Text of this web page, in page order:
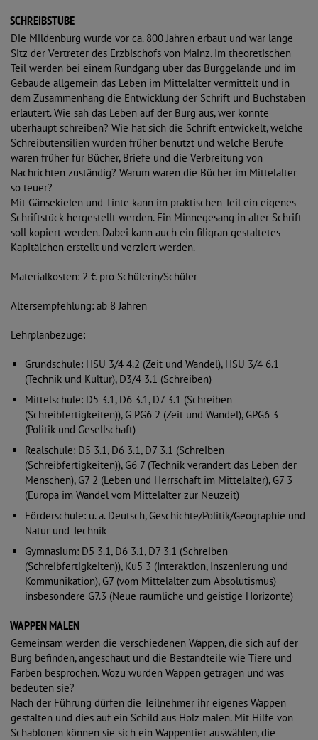
SCHREIBSTUBE
Die Mildenburg wurde vor ca. 800 Jahren erbaut und war lange
Sitz der Vertreter des Erzbischofs von Mainz. Im theoretischen
Teil werden bei einem Rundgang über das Burggelände und im
Gebäude allgemein das Leben im Mittelalter vermittelt und in
dem Zusammenhang die Entwicklung der Schrift und Buchstaben
erläutert. Wie sah das Leben auf der Burg aus, wer konnte
überhaupt schreiben? Wie hat sich die Schrift entwickelt, welche
Schreibutensilien wurden früher benutzt und welche Berufe
waren früher für Bücher, Briefe und die Verbreitung von
Nachrichten zuständig? Warum waren die Bücher im Mittelalter
so teuer?
Mit Gänsekielen und Tinte kann im praktischen Teil ein eigenes
Schriftstück hergestellt werden. Ein Minnegesang in alter Schrift
soll kopiert werden. Dabei kann auch ein filigran gestaltetes
Kapitälchen erstellt und verziert werden.
Materialkosten: 2 € pro Schülerin/Schüler
Altersempfehlung: ab 8 Jahren
Lehrplanbezüge:
Grundschule: HSU 3/4 4.2 (Zeit und Wandel), HSU 3/4 6.1
(Technik und Kultur), D3/4 3.1 (Schreiben)
Mittelschule: D5 3.1, D6 3.1, D7 3.1 (Schreiben
(Schreibfertigkeiten)), G PG6 2 (Zeit und Wandel), GPG6 3
(Politik und Gesellschaft)
Realschule: D5 3.1, D6 3.1, D7 3.1 (Schreiben
(Schreibfertigkeiten)), G6 7 (Technik verändert das Leben der
Menschen), G7 2 (Leben und Herrschaft im Mittelalter), G7 3
(Europa im Wandel vom Mittelalter zur Neuzeit)
Förderschule: u. a. Deutsch, Geschichte/Politik/Geographie und
Natur und Technik
Gymnasium: D5 3.1, D6 3.1, D7 3.1 (Schreiben
(Schreibfertigkeiten)), Ku5 3 (Interaktion, Inszenierung und
Kommunikation), G7 (vom Mittelalter zum Absolutismus)
insbesondere G7.3 (Neue räumliche und geistige Horizonte)
WAPPEN MALEN
Gemeinsam werden die verschiedenen Wappen, die sich auf der
Burg befinden, angeschaut und die Bestandteile wie Tiere und
Farben besprochen. Wozu wurden Wappen getragen und was
bedeuten sie?
Nach der Führung dürfen die Teilnehmer ihr eigenes Wappen
gestalten und dies auf ein Schild aus Holz malen. Mit Hilfe von
Schablonen können sie sich ein Wappentier auswählen, die